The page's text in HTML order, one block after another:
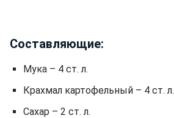
Составляющие:
Мука – 4 ст. л.
Крахмал картофельный – 4 ст. л.
Сахар – 2 ст. л.